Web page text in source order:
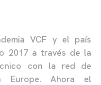
VCF y el país
2017 a través de la
con la red de
Europe. Ahora el